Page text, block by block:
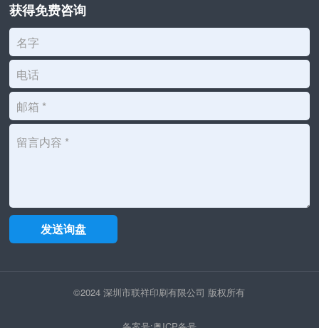
获得免费咨询
©2024 深圳市联祥印刷有限公司 版权所有